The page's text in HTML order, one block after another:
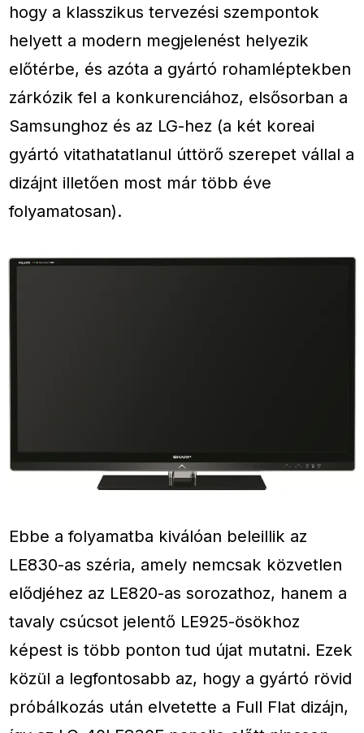
hogy a klasszikus tervezési szempontok
helyett a modern megjelenést helyezik
előtérbe, és azóta a gyártó rohamléptekben
zárkózik fel a konkurenciához, elsősorban a
Samsunghoz és az LG-hez (a két koreai
gyártó vitathatatlanul úttörő szerepet vállal a
dizájnt illetően most már több éve
folyamatosan).
Ebbe a folyamatba kiválóan beleillik az
LE830-as széria, amely nemcsak közvetlen
elődjéhez az LE820-as sorozathoz, hanem a
tavaly csúcsot jelentő LE925-ösökhoz
képest is több ponton tud újat mutatni. Ezek
közül a legfontosabb az, hogy a gyártó rövid
próbálkozás után elvetette a Full Flat dizájn,